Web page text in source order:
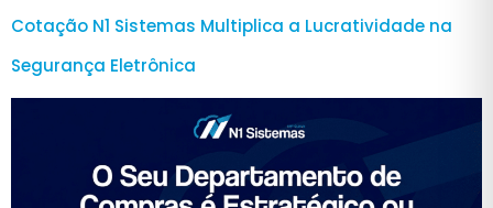
Cotação N1 Sistemas Multiplica a Lucratividade na
Segurança Eletrônica